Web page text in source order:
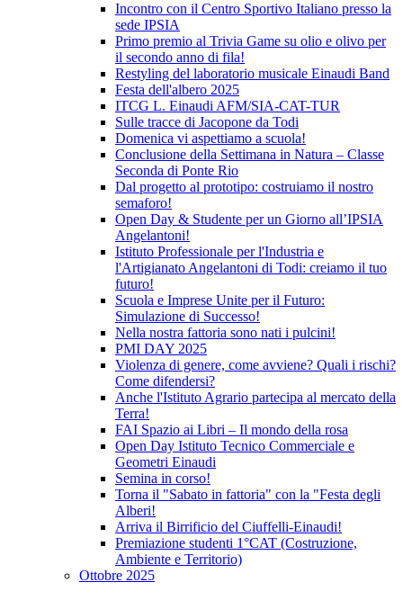
Incontro con il Centro Sportivo Italiano presso la
sede IPSIA
Primo premio al Trivia Game su olio e olivo per
il secondo anno di fila!
Restyling del laboratorio musicale Einaudi Band
Festa dell'albero 2025
ITCG L. Einaudi AFM/SIA-CAT-TUR
Sulle tracce di Jacopone da Todi
Domenica vi aspettiamo a scuola!
Conclusione della Settimana in Natura – Classe
Seconda di Ponte Rio
Dal progetto al prototipo: costruiamo il nostro
semaforo!
Open Day & Studente per un Giorno all’IPSIA
Angelantoni!
Istituto Professionale per l'Industria e
l'Artigianato Angelantoni di Todi: creiamo il tuo
futuro!
Scuola e Imprese Unite per il Futuro:
Simulazione di Successo!
Nella nostra fattoria sono nati i pulcini!
PMI DAY 2025
Violenza di genere, come avviene? Quali i rischi?
Come difendersi?
Anche l'Istituto Agrario partecipa al mercato della
Terra!
FAI Spazio ai Libri – Il mondo della rosa
Open Day Istituto Tecnico Commerciale e
Geometri Einaudi
Semina in corso!
Torna il "Sabato in fattoria" con la "Festa degli
Alberi!
Arriva il Birrificio del Ciuffelli-Einaudi!
Premiazione studenti 1°CAT (Costruzione,
Ambiente e Territorio)
Ottobre 2025